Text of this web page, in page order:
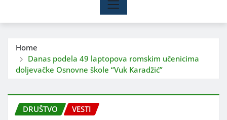
Home
Danas podela 49 laptopova romskim učenicima
doljevačke Osnovne škole “Vuk Karadžić”
DRUŠTVO VESTI